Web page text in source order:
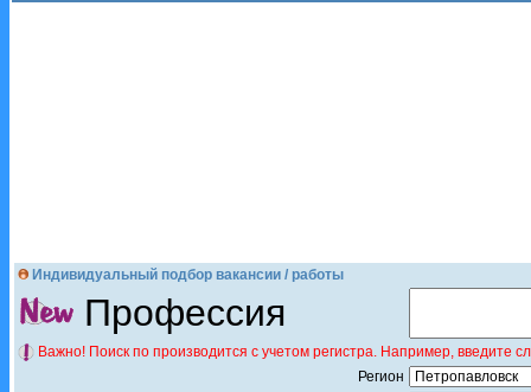
Индивидуальный подбор вакансии / работы
Профессия
Важно! Поиск по производится с учетом регистра. Например,
Регион